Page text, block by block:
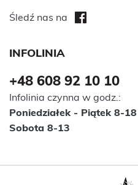
Śledź nas na
INFOLINIA
+48 608 92 10 10
Infolinia czynna w godz.:
Poniedziałek - Piątek 8-18
Sobota 8-13